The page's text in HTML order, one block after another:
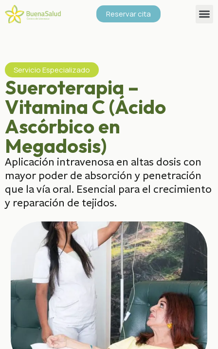
Reservar cita
Servicio Especializado
Sueroterapia –
Vitamina C (Ácido
Ascórbico en
Megadosis)
Aplicación intravenosa en altas dosis con
mayor poder de absorción y penetración
que la vía oral. Esencial para el crecimiento
y reparación de tejidos.